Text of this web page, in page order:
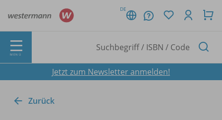
DE
MENÜ
Jetzt zum Newsletter anmelden!
Zurück